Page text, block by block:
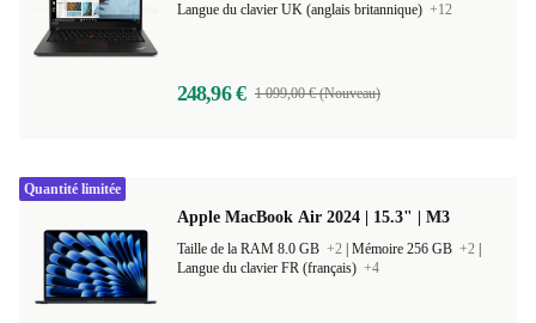
Langue du clavier UK (anglais britannique) +12
248,96 € 1 099,00 € (Nouveau)
Apple MacBook Air 2024 | 15.3" | M3
Taille de la RAM 8.0 GB +2 Mémoire 256 GB +2
Langue du clavier FR (français) +4
Quantité limitée